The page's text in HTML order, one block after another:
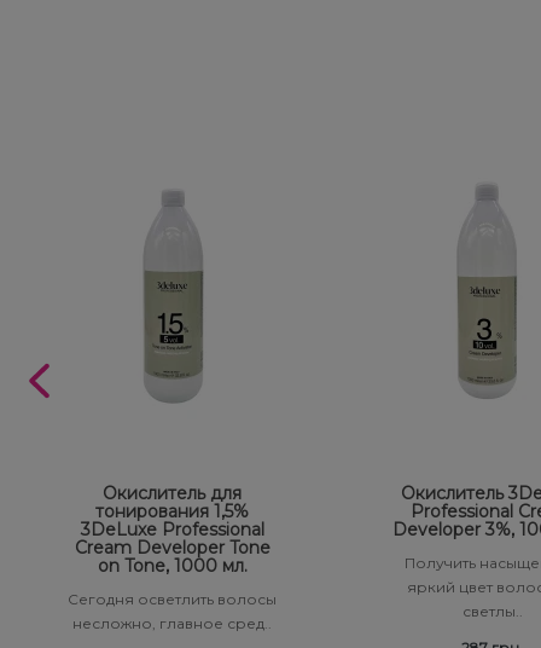
Окислитель для
тонирования 1,5%
3DeLuxe Professional
Cream Developer Tone
on Tone, 1000 мл.
Сегодня осветлить волосы
несложно, главное сред..
Окислитель
Professional
Developer 3%,
Получить
яркий цвет
светлы..